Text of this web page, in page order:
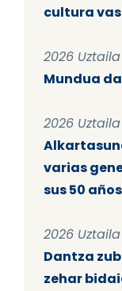
cultura
2026 Uztaila
Mundua
2026
varias
sus 50 años
2026
Dantza
zehar